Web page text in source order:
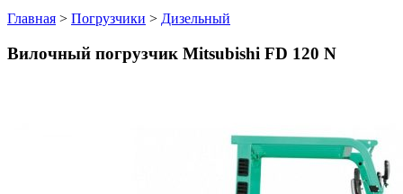
Главная > Погрузчики > Дизельный
Вилочный погрузчик Mitsubishi FD 120 N